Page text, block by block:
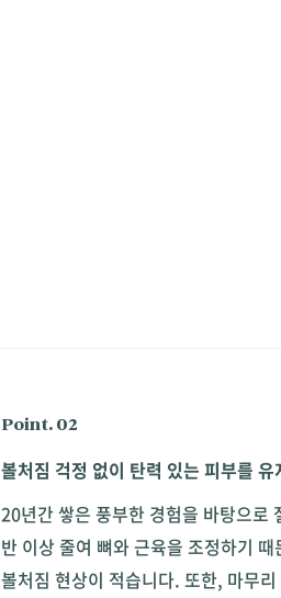
Point. 02
볼처짐 걱정 없이 탄력 있는 피부를
20년간 쌓은 풍부한 경험을 바탕으로
반 이상 줄여 뼈와 근육을 조정하기 때
볼처짐 현상이 적습니다. 또한, 마무